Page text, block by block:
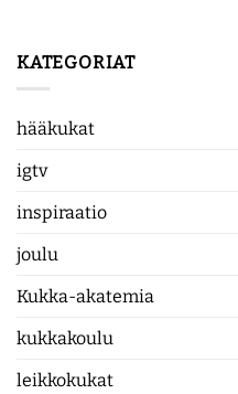
KATEGORIAT
hääkukat
igtv
inspiraatio
joulu
Kukka-akatemia
kukkakoulu
leikkokukat